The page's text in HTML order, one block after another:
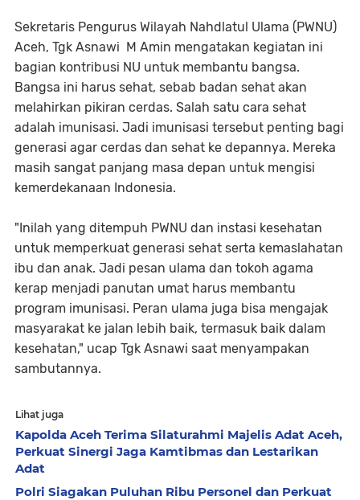
Sekretaris Pengurus Wilayah Nahdlatul Ulama (PWNU)
Aceh, Tgk Asnawi M Amin mengatakan kegiatan ini
bagian kontribusi NU untuk membantu bangsa.
Bangsa ini harus sehat, sebab badan sehat akan
melahirkan pikiran cerdas. Salah satu cara sehat
adalah imunisasi. Jadi imunisasi tersebut penting bagi
generasi agar cerdas dan sehat ke depannya. Mereka
masih sangat panjang masa depan untuk mengisi
kemerdekanaan Indonesia.
"Inilah yang ditempuh PWNU dan instasi kesehatan
untuk memperkuat generasi sehat serta kemaslahatan
ibu dan anak. Jadi pesan ulama dan tokoh agama
kerap menjadi panutan umat harus membantu
program imunisasi. Peran ulama juga bisa mengajak
masyarakat ke jalan lebih baik, termasuk baik dalam
kesehatan," ucap Tgk Asnawi saat menyampakan
sambutannya.
Lihat juga
Kapolda Aceh Terima Silaturahmi Majelis Adat Aceh,
Perkuat Sinergi Jaga Kamtibmas dan Lestarikan
Adat
Polri Siagakan Puluhan Ribu Personel dan Perkuat